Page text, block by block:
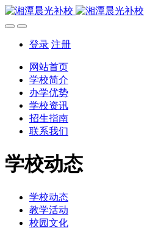
登录 注册
网站首页
学校简介
办学优势
学校资讯
招生指南
联系我们
学校动态
学校动态
教学活动
校园文化